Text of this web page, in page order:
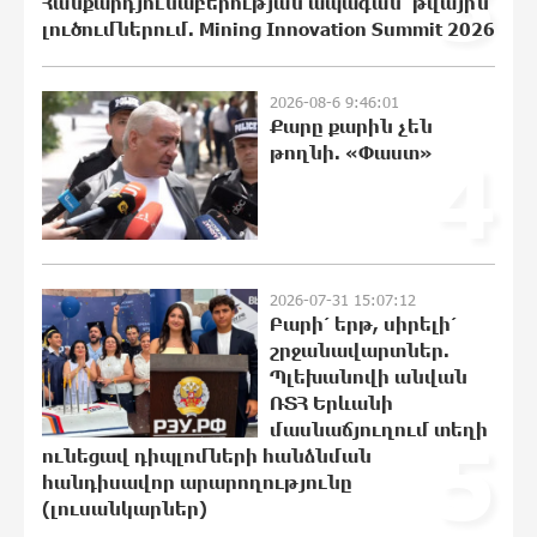
զորակցություն է հայտնում Ամենայն
Հայոց Կաթողիկոսին
20:43:42 6-08-2026
Ավտովթար՝ Կոտայքի մարզում.
Զովունի-Եղվարդ ճանապարհին
բախվել են «Alfa Romeo»-ն և «Opel»-ը.
կա վիրավոր
20:26:38 6-08-2026
Արժևորվում է Շիրակի երգիծական
բանահյուսությունը
20:08:02 6-08-2026
Վրաստանում պետական ​​
լուծումներում. Mining Innovation Summit 2026
2026-08-6 9:46:01
Քարը քարին չեն
թողնի. «Փաստ»
2026-07-31 15:07:12
Բարի՛ երթ, սիրելի՛
շրջանավարտներ.
Պլեխանովի անվան
ՌՏՀ Երևանի
մասնաճյուղում տեղի
ունեցավ դիպլոմների հանձնման
հանդիսավոր արարողությունը
(լուսանկարներ)